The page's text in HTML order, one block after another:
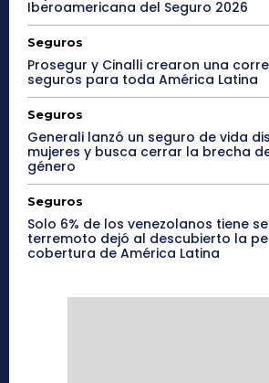
Iberoamericana del Seguro 2026
Seguros
Prosegur y Cinalli crearon una
seguros para toda América Latina
Seguros
Generali lanzó un seguro de vida
mujeres y busca cerrar la brecha
género
Seguros
Solo 6% de los venezolanos tiene
terremoto dejó al descubierto la
cobertura de América Latina